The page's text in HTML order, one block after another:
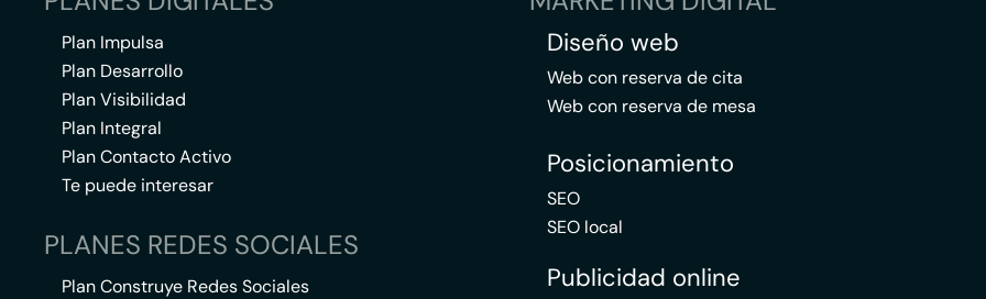
Plan Impulsa
Plan Desarrollo
Plan Visibilidad
Plan Integral
Plan Contacto Activo
Te puede interesar
PLANES REDES SOCIALES
Plan Construye Redes Sociales
Diseño web
Web con reserva de cita
Web con reserva de mesa
Posicionamiento
SEO
SEO local
Publicidad online